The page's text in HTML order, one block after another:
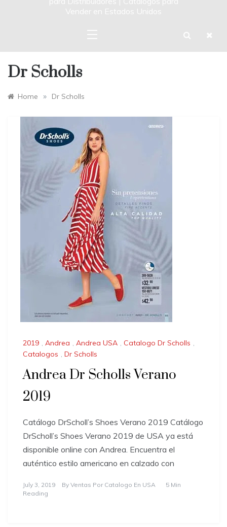
Vender en Estados Unidos
Dr Scholls
Home » Dr Scholls
2019 , Andrea , Andrea USA , Catalogo Dr Scholls ,
Catalogos , Dr Scholls
Andrea Dr Scholls Verano
2019
Catálogo DrScholl’s Shoes Verano 2019 Catálogo
DrScholl’s Shoes Verano 2019 de USA ya está
disponible online con Andrea. Encuentra el
auténtico estilo americano en calzado con
July 3, 2019 By Ventas Por Catalogo En USA
5 Min
Reading